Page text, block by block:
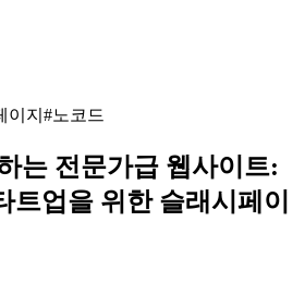
이지 #노코드
는 전문가급 웹사이트:
트업을 위한 슬래시페이